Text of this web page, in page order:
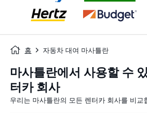
홈 자동차 대여 마사틀란
마사틀란에서 사용할 수
터카 회사
우리는 마사틀란의 모든 렌터카 회사를 비교